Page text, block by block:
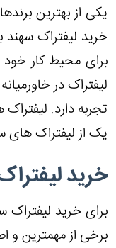
یکی از بهترین
خرید لیفتراک
برای محیط کار خود
لیفتراک در
تجربه دارد.
یک از لیفتراک های
خرید
برای خرید
برخی از مهمترین و